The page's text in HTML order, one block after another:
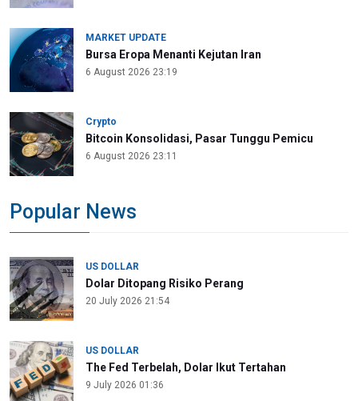
MARKET UPDATE
Bursa Eropa Menanti Kejutan Iran
6 August 2026 23:19
Crypto
Bitcoin Konsolidasi, Pasar Tunggu Pemicu
6 August 2026 23:11
Popular News
US DOLLAR
Dolar Ditopang Risiko Perang
20 July 2026 21:54
US DOLLAR
The Fed Terbelah, Dolar Ikut Tertahan
9 July 2026 01:36